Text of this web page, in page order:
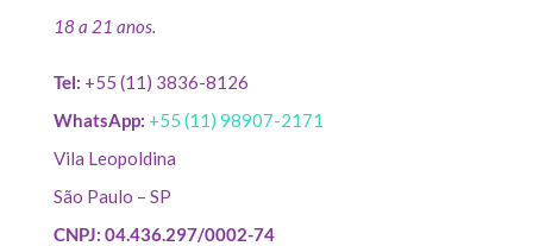
18 a 21 anos.
Tel: +55 (11) 3836-8126
WhatsApp: +55 (11) 98907-2171
Vila Leopoldina
São Paulo – SP
CNPJ: 04.436.297/0002-74